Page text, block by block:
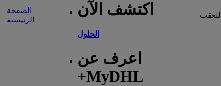
الصفحة
الرئيسية
اكتشف الآن
الحلول
اعرف عن
+MyDHL